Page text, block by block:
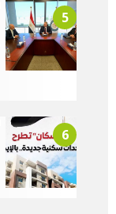
5
6